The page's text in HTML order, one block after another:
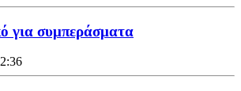
για συμπεράσματα